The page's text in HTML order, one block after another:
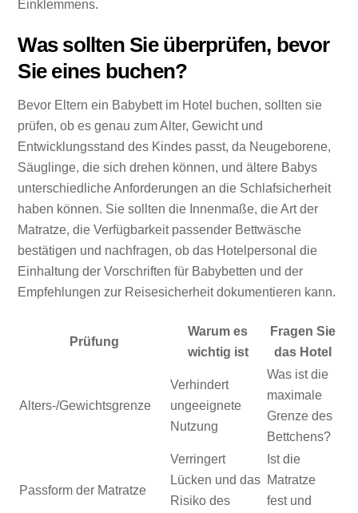
Einklemmens.
Was sollten Sie überprüfen, bevor
Sie eines buchen?
Bevor Eltern ein Babybett im Hotel buchen, sollten sie
prüfen, ob es genau zum Alter, Gewicht und
Entwicklungsstand des Kindes passt, da Neugeborene,
Säuglinge, die sich drehen können, und ältere Babys
unterschiedliche Anforderungen an die Schlafsicherheit
haben können. Sie sollten die Innenmaße, die Art der
Matratze, die Verfügbarkeit passender Bettwäsche
bestätigen und nachfragen, ob das Hotelpersonal die
Einhaltung der Vorschriften für Babybetten und der
Empfehlungen zur Reisesicherheit dokumentieren kann.
Prüfung
Warum es
wichtig ist
Fragen Sie
das Hotel
Alters-/Gewichtsgrenze
Verhindert
ungeeignete
Nutzung
Was ist die
maximale
Grenze des
Bettchens?
Passform der Matratze
Verringert
Lücken und das
Risiko des
Ist die
Matratze
fest und